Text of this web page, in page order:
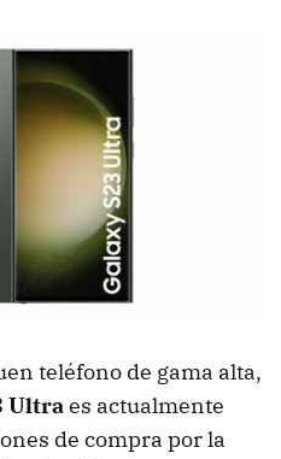
teléfono de gama alta,
Ultraes actualmente
de compra por la